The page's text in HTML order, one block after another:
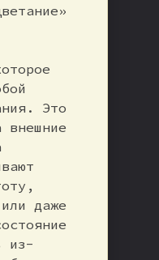
Это
внешние
даже
из-